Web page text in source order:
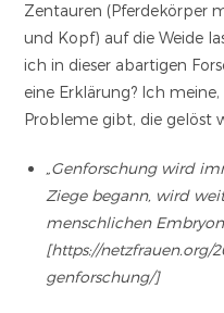
Zentauren (Pferdekörper
und Kopf) auf die Weide
ich in dieser abartigen
eine Erklärung? Ich
Probleme gibt, die gelöst
„Genforschung wird
Ziege begann, wird
menschlichen
[https://netzfrauen.org/
genforschung/]